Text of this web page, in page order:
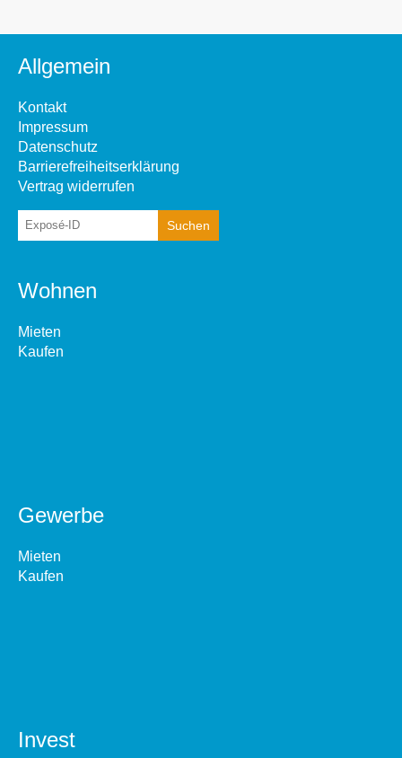
Allgemein
Kontakt
Impressum
Datenschutz
Barrierefreiheitserklärung
Vertrag widerrufen
Wohnen
Mieten
Kaufen
Gewerbe
Mieten
Kaufen
Invest